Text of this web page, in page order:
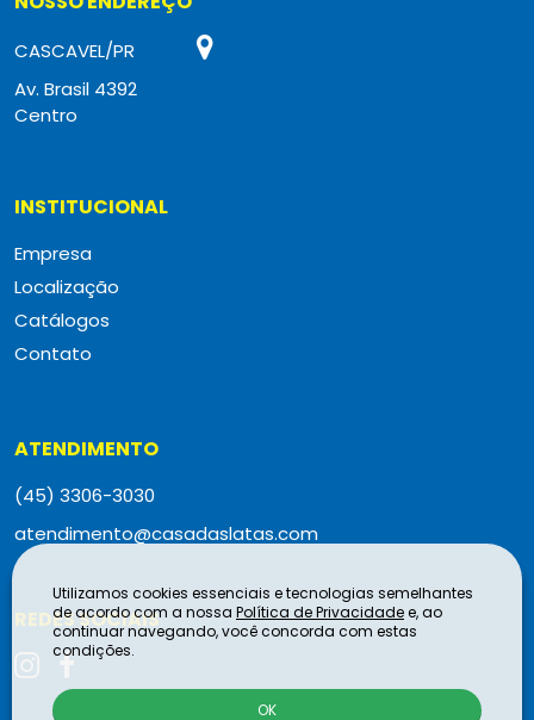
CASCAVEL/PR
Av. Brasil 4392
Centro
INSTITUCIONAL
Empresa
Localização
Catálogos
Contato
ATENDIMENTO
(45) 3306-3030
atendimento@casadaslatas.com
REDES SOCIAIS
Utilizamos cookies essenciais e tecnologias semelhantes
de acordo com a nossa Política de Privacidadee, ao
continuar navegando, você concorda com estas
condições.
OK